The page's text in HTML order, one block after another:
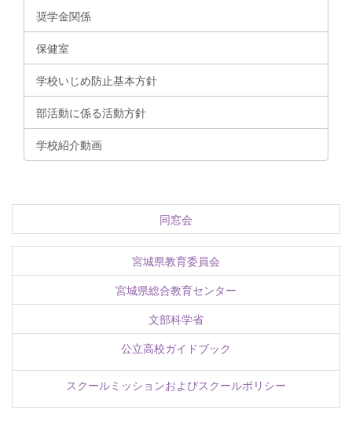
奨学金関係
保健室
学校いじめ防止基本方針
部活動に係る活動方針
学校紹介動画
同窓会
宮城県教育委員会
宮城県総合教育センター
文部科学省
公立高校ガイドブック
スクールミッションおよびスクールポリシー